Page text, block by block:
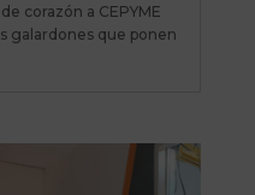
corazón a CEPYME
galardones que ponen